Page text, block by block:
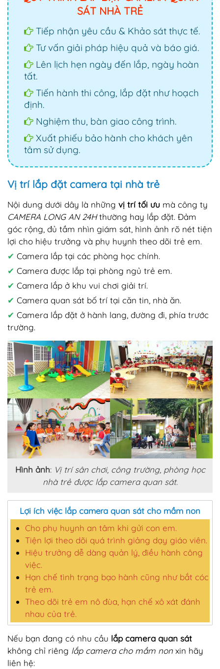
SÁT NHÀ TRẺ
Tiếp nhận yêu cầu & Khảo sát thực tế.
Tư vấn giải pháp hiệu quả và báo giá.
Lên lịch hẹn ngày đến lắp, ngày hoàn
tất.
Tiến hành thi công, lắp đặt như hoạch
định.
Nghiệm thu, bàn giao công trình.
Xuất phiếu bảo hành cho khách yên
tâm sử dụng.
Vị trí lắp đặt camera tại nhà trẻ
Nội dung dưới dây là những vị trí tối ưu mà công ty
CAMERA LONG AN 24Hthường hay lắp đặt. Đảm
góc rộng, đủ tầm nhìn giám sát, hình ảnh rõ nét tiện
lợi cho hiệu trưởng và phụ huynh theo dõi trẻ em.
✔ Camera lắp tại các phòng học chính.
✔ Camera được lắp tại phòng ngủ trẻ em.
✔ Camera lắp ở khu vui chơi giải trí.
✔ Camera quan sát bố trí tại căn tin, nhà ăn.
✔ Camera lắp đặt ở hành lang, đường đi, phía trước
trường.
Hình ảnh: Vị trí sân chơi, công trường, phòng học
nhà trẻ được lắp camera quan sát.
Lợi ích việc lắp camera quan sát cho mầm non
Cho phụ huynh an tâm khi gửi con em.
Tiện lợi theo dõi quá trình giảng dạy giáo viên.
Hiệu trưởng dễ dàng quản lý, điều hành công
việc.
Hạn chế tình trạng bạo hành cũng như bắt cóc
trẻ em.
Theo dõi trẻ em nô đùa, hạn chế xô xát đánh
nhau của trẻ.
Nếu bạn đang có nhu cầu lắp camera quan sát
không chỉ riêng lắp camera cho mầm non xin hãy
liên hệ: